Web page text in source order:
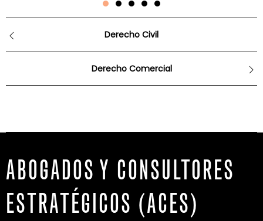
Derecho Civil
Derecho Comercial
ABOGADOS Y CONSULTORES
ESTRATÉGICOS (ACES)